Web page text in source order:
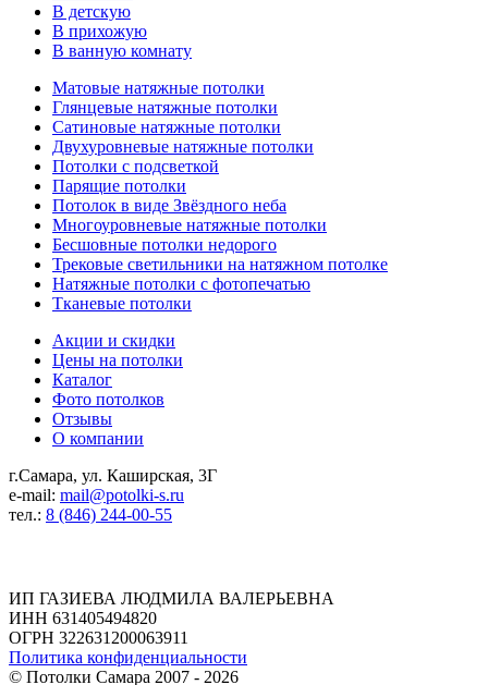
В детскую
В прихожую
В ванную комнату
Матовые натяжные потолки
Глянцевые натяжные потолки
Сатиновые натяжные потолки
Двухуровневые натяжные потолки
Потолки с подсветкой
Парящие потолки
Потолок в виде Звёздного неба
Многоуровневые натяжные потолки
Бесшовные потолки недорого
Трековые светильники на натяжном потолке
Натяжные потолки с фотопечатью
Тканевые потолки
Акции и скидки
Цены на потолки
Каталог
Фото потолков
Отзывы
О компании
г.Самара, ул. Каширская, 3Г
e-mail: mail@potolki-s.ru
тел.: 8 (846) 244-00-55
ИП ГАЗИЕВА ЛЮДМИЛА ВАЛЕРЬЕВНА
ИНН 631405494820
ОГРН 322631200063911
Политика конфиденциальности
© Потолки Самара 2007 - 2026